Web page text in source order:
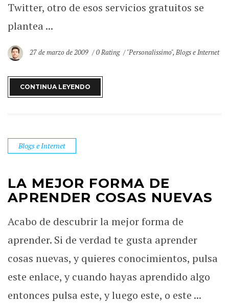
Twitter, otro de esos servicios gratuitos se
plantea ...
27 de marzo de 2009 0 Rating "Personalissimo",Blogs e Internet
CONTINUA LEYENDO
Blogs e Internet
LA MEJOR FORMA DE
APRENDER COSAS NUEVAS
Acabo de descubrir la mejor forma de
aprender. Si de verdad te gusta aprender
cosas nuevas, y quieres conocimientos, pulsa
este enlace, y cuando hayas aprendido algo
entonces pulsa este, y luego este, o este ...